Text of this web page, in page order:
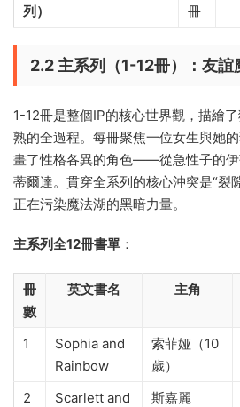
列）
冊
2.2 主系列（1-12冊）：友誼
1-12冊是整個IP的核心世界觀，描繪
熟的全過程。每冊聚焦一位女生與她
畫了性格各異的角色——從急性子的
蒂爾達。貫穿全系列的核心沖突是“
正在污染魔法湖的黑暗力量。
主系列全12冊書單 ：
冊
數
英文書名 主角
1
Sophia and
Rainbow
索菲娅（10
歲）
2
Scarlett and
斯嘉麗